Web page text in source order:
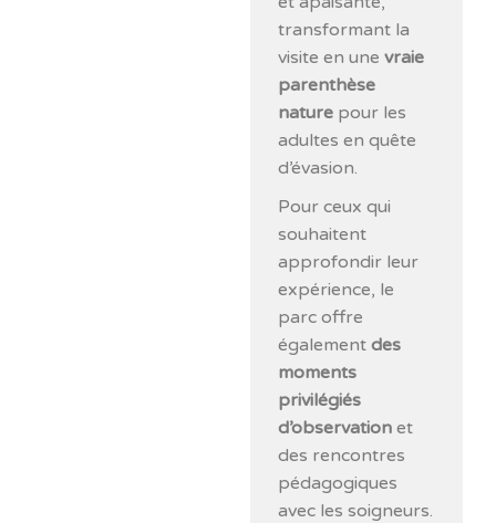
transformant la
visite en unevraie
parenthèse
nature pour les
adultes en quête
d’évasion.
Pour ceux qui
souhaitent
approfondir leur
expérience, le
parc offre
égalementdes
moments
privilégiés
d’observation et
des rencontres
pédagogiques
avec les soigneurs.